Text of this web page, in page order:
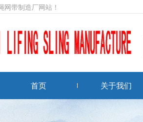
带制造厂网站！
首页 关于我们